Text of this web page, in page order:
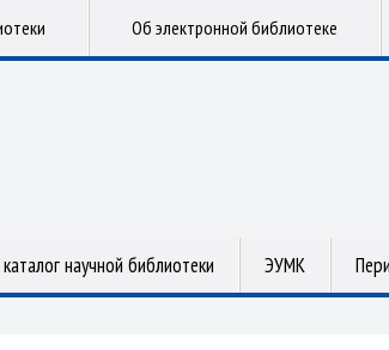
Об электронной библиотеке
научной библиотеки ЭУМК